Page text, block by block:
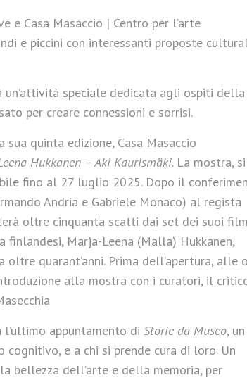
e Casa Masaccio | Centro per l’arte
e piccini con interessanti proposte
speciale dedicata agli ospiti della
per creare connessioni e sorrisi.
sua quinta edizione, Casa Masaccio
Hukkanen – Aki Kaurismäki. La mostra, si
fino al 27 luglio 2025. Dopo il
Andria e Gabriele Monaco) al regista
oltre cinquanta scatti dai set dei suoi
Marja-Leena (Malla) Hukkanen,
quarant’anni. Prima dell’apertura, alle
alla mostra con i curatori, il
appuntamento di Storie da Museo, un
e a chi si prende cura di loro. Un
bellezza dell’arte e della memoria, per